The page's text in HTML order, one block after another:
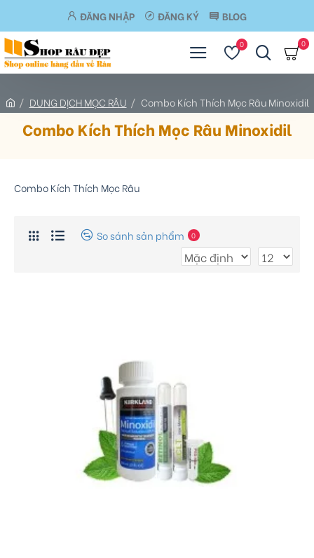
ĐĂNG NHẬP ĐĂNG KÝ BLOG
0 0
DUNG DỊCH MỌC RÂU Combo Kích Thích Mọc Râu Minoxidil
Combo Kích Thích Mọc Râu Minoxidil
Combo Kích Thích Mọc Râu
So sánh sản phẩm 0